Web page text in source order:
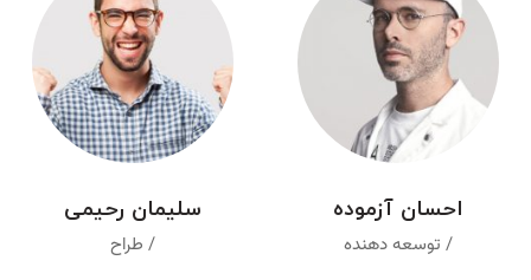
احسان آزموده
/ توسعه دهنده
سلیمان رحیمی
/ طراح